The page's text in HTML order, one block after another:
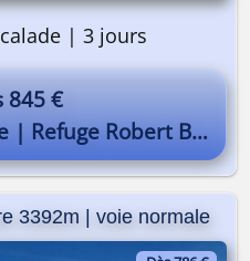
| 3 jours
845 €
Robert Blanc
3392m | voie normale